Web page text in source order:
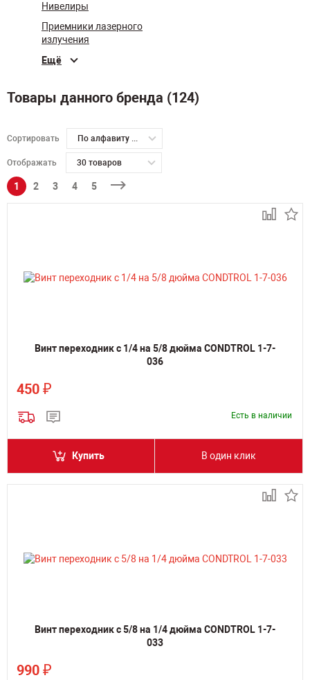
Нивелиры
Приемники лазерного
излучения
Ещё
Товары данного бренда (124)
Сортировать По алфавиту А-Я
Отображать 30 товаров
1 2 3 4 5
Винт переходник с 1/4 на 5/8 дюйма CONDTROL 1-7-
036
450 ₽
Есть в наличии
Купить В один клик
Винт переходник с 5/8 на 1/4 дюйма CONDTROL 1-7-
033
990 ₽